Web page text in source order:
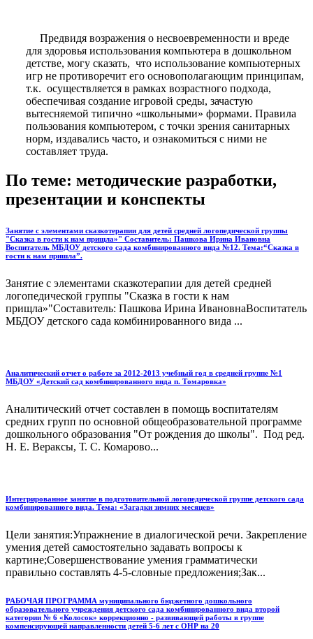
Предвидя возражения о несвоевременности и вреде
для здоровья использования компьютера в дошкольном
детстве, могу сказать, что использование компьютерных
игр не противоречит его основополагающим принципам,
т.к. осуществляется в рамках возрастного подхода,
обеспечивая создание игровой среды, зачастую
вытесняемой типично «школьными» формами. Правила
пользования компьютером, с точки зрения санитарных
норм, издавались часто, и ознакомиться с ними не
составляет труда.
По теме: методические разработки,
презентации и конспекты
Занятие с элементами сказкотерапии для детей средней логопедической группы
"Сказка в гости к нам прищла»" Составитель: Пашкова Ирина Ивановна
Воспитатель МБДОУ детского сада комбинированного вида №12. Тема:“Сказка в
гости к нам пришла”.
Занятие с элементами сказкотерапии для детей средней
логопедической группы "Сказка в гости к нам
прищла»"Составитель: Пашкова Ирина ИвановнаВоспитатель
МБДОУ детского сада комбинированного вида ...
Аналитический отчет о работе за 2012-2013 учебный год в средней группе №1
МБДОУ «Детский сад комбинированного вида п. Томаровка»
Аналитический отчет составлен в помощь воспитателям
средних групп по основной общеобразовательной программе
дошкольного образования "От рождения до школы". Под ред.
Н. Е. Вераксы, Т. С. Комарово...
Интегрированное занятие в подготовительной логопедической группе детского сада
комбинированного вида. Тема: «Загадки зимних месяцев»
Цели занятия:Упражнение в диалогической речи. Закрепление
умения детей самостоятельно задавать вопросы к
картине;Совершенствование умения грамматически
правильно составлять 4-5-словные предложения;Зак...
РАБОЧАЯ ПРОГРАММА муниципального бюджетного дошкольного
образовательного учреждения детского сада комбинированного вида второй
категории № 6 «Колосок» коррекционно - развивающей работы в группе
компенсирующей направленности детей 5-6 лет с ОНР на 20